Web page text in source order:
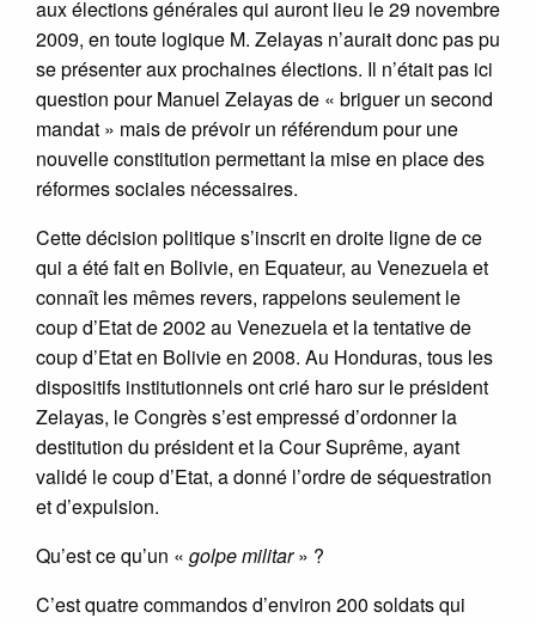
aux élections générales qui auront lieu le 29 novembre
2009, en toute logique M. Zelayas n’aurait donc pas pu
se présenter aux prochaines élections. Il n’était pas ici
question pour Manuel Zelayas de « briguer un second
mandat » mais de prévoir un référendum pour une
nouvelle constitution permettant la mise en place des
réformes sociales nécessaires.
Cette décision politique s’inscrit en droite ligne de ce
qui a été fait en Bolivie, en Equateur, au Venezuela et
connaît les mêmes revers, rappelons seulement le
coup d’Etat de 2002 au Venezuela et la tentative de
coup d’Etat en Bolivie en 2008. Au Honduras, tous les
dispositifs institutionnels ont crié haro sur le président
Zelayas, le Congrès s’est empressé d’ordonner la
destitution du président et la Cour Suprême, ayant
validé le coup d’Etat, a donné l’ordre de séquestration
et d’expulsion.
Qu’est ce qu’un « golpe militar» ?
C’est quatre commandos d’environ 200 soldats qui